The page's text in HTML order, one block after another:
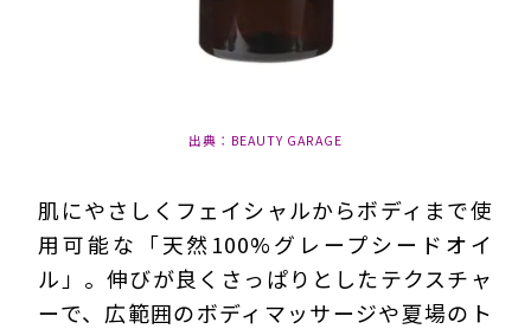
出典：BEAUTY GARAGE
肌にやさしくフェイシャルからボディまで使
用可能な「天然100%グレープシードオイ
ル」。伸びが良くさっぱりとしたテクスチャ
ーで、広範囲のボディマッサージや夏場のト